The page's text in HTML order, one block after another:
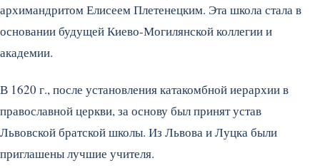
архимандритом Елисеем Плетенецким. Эта школа стала в
основании будущей Киево-Могилянской коллегии и
академии.
В 1620 г., после установления катакомбной иерархии в
православной церкви, за основу был принят устав
Львовской братской школы. Из Львова и Луцка были
приглашены лучшие учителя.